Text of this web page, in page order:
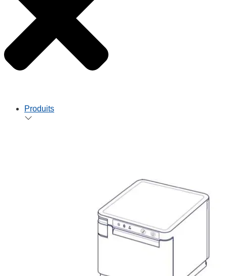
Produits